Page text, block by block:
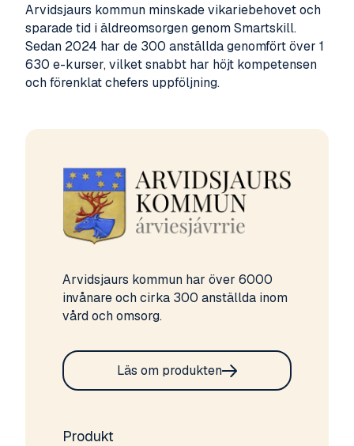
Arvidsjaurs kommun minskade vikariebehovet och
sparade tid i äldreomsorgen genom Smartskill.
Sedan 2024 har de 300 anställda genomfört över 1
630 e-kurser, vilket snabbt har höjt kompetensen
och förenklat chefers uppföljning.
Arvidsjaurs kommun har över 6000
invånare och cirka 300 anställda inom
vård och omsorg.
Läs om produkten
Produkt